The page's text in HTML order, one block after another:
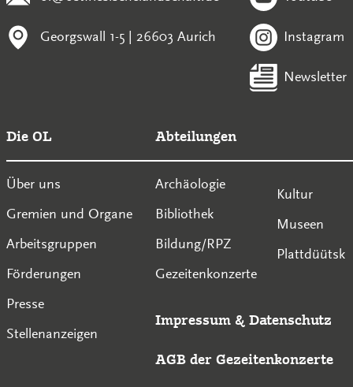
Georgswall 1-5 | 26603 Aurich Instagram
Newsletter
Die OL
Über uns
Gremien und Organe
Arbeitsgruppen
Förderungen
Presse
Stellenanzeigen
Abteilungen
Archäologie
Bibliothek
Bildung/RPZ
Gezeitenkonzerte
Kultur
Museen
Plattdüütsk
Impressum & Datenschutz
AGB der Gezeitenkonzerte